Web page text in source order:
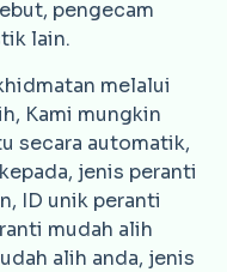
pengecam
lain.
melalui
Kami mungkin
secara automatik,
jenis peranti
ID unik peranti
mudah alih
alih anda, jenis